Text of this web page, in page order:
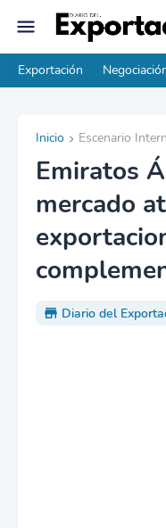
Exportación
Inicio Escenario
Emiratos
mercado
Diario del